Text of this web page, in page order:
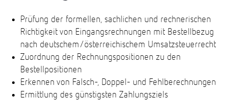
Prüfung der formellen, sachlichen und rechnerischen
Richtigkeit von Eingangsrechnungen mit Bestellbezug
nach deutschem/österreichischem Umsatzsteuerrecht
Zuordnung der Rechnungspositionen zu den
Bestellpositionen
Erkennen von Falsch-, Doppel- und Fehlberechnungen
Ermittlung des günstigsten Zahlungsziels